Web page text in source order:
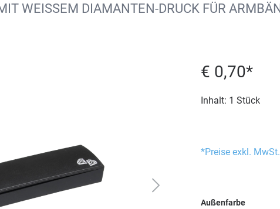
WEISSEM DIAMANTEN-DRUCK FÜR
€ 0,70*
Inhalt: 1 Stück
*Preise exkl.
Außenfarbe